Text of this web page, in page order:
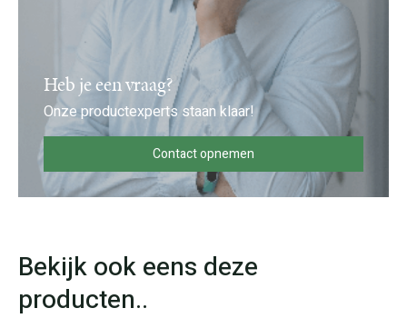
Heb je een vraag?
Onze productexperts staan klaar!
Contact opnemen